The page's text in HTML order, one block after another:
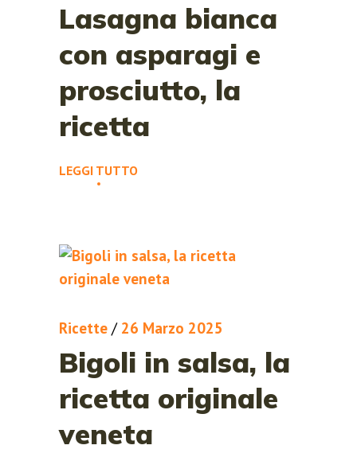
Lasagna bianca
con asparagi e
prosciutto, la
ricetta
LEGGI TUTTO
Ricette / 26 Marzo 2025
Bigoli in salsa, la
ricetta originale
veneta